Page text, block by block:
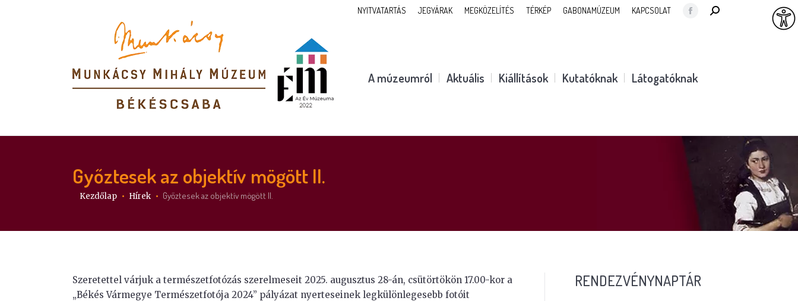
NYITVATARTÁS JEGYÁRAK MEGKÖZELÍTÉS TÉRKÉP GABONAMÚZEUM KAPCSOLAT
Facebook
new
SEARCH:
A múzeumról Aktuális Kiállítások Kutatóknak Látogatóknak
Győztesek az objektív mögött II.
Itt vagy:
Kezdőlap Hírek Győztesek az objektív mögött II.
Szeretettel várjuk a természetfotózás szerelmeseit 2025. augusztus 28-án, csütörtökön 17.00-kor a
„Békés Vármegye Természetfotója 2024” pályázat nyerteseinek legkülönlegesebb fotóit
RENDEZVÉNYNAPTÁR